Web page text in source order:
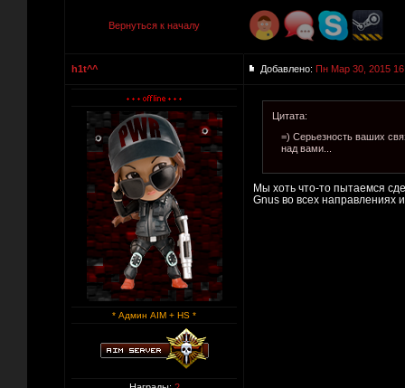
Вернуться к началу
h1t^^ Добавлено: Пн Мар 30, 2015
* Админ AIM + HS *
Цитата:
=) Серьезность ваших
над вами...
Мы хоть что-то пытаемся
Gnus во всех направлениях